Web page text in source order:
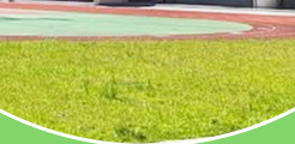
畫」託播影（
我國身心障
）第三
新聞處115